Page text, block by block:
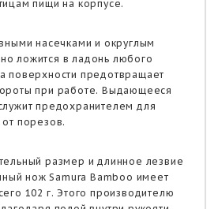
пищи на корпусе.
насечками и округлым
ложится в ладонь любого
поверхности предотвращает
при работе. Выдающееся
предохранителем для
порезов.
размер и длинное лезвие
нож Samura Bamboo имеет
102 г. Этого производителю